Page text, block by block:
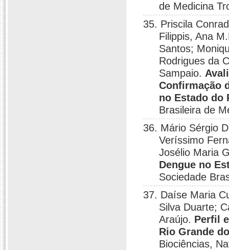
de Medicina
35. Priscila
Filippis, Ana
Santos;
Rodrigues da
Sampaio.
Confirmação
no Estado do
Brasileira de
36. Mário Sérgio
Veríssimo
Josélio Maria
Dengue no
Sociedade
37. Daíse Maria
Silva Duarte;
Araújo. Perfil
Rio Grande
Biociências,